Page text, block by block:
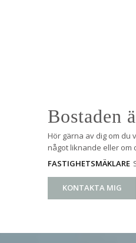
Bostaden
Hör gärna av dig om du
något liknande eller om
FASTIGHETSMÄKLARE
KONTAKTA MIG